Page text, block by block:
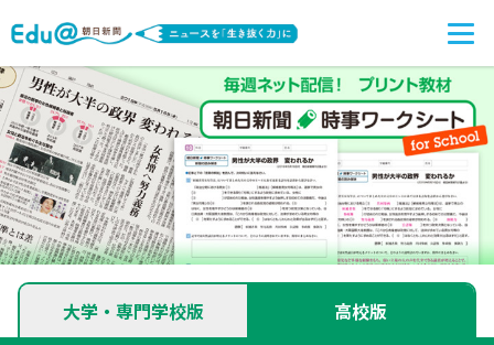
大学・専門学校版 高校版